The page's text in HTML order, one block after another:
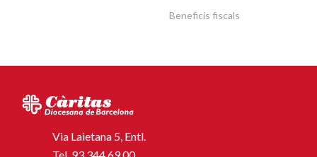
Beneficis fiscals
Via Laietana 5, Entl.